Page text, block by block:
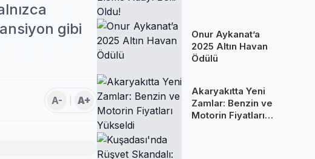
gibi
A- A+
Onur Aykanat’a
2025 Altın Havan
Ödülü
Akaryakıtta Yeni
Zamlar: Benzin ve
Motorin Fiyatları